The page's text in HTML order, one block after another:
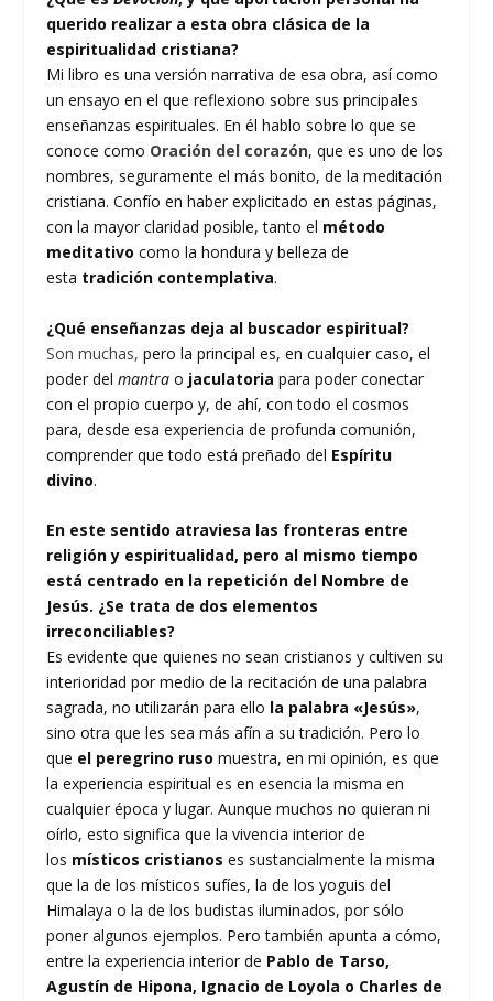
querido realizar a esta obra clásica de la
espiritualidad cristiana?
Mi libro es una versión narrativa de esa obra, así como
un ensayo en el que reflexiono sobre sus principales
enseñanzas espirituales. En él hablo sobre lo que se
conoce como Oración del corazón, que es uno de los
nombres, seguramente el más bonito, de la meditación
cristiana. Confío en haber explicitado en estas páginas,
con la mayor claridad posible, tanto el método
meditativo como la hondura y belleza de
esta tradición contemplativa.
¿Qué enseñanzas deja al buscador espiritual?
Son muchas, pero la principal es, en cualquier caso, el
poder delmantrao jaculatoria para poder conectar
con el propio cuerpo y, de ahí, con todo el cosmos
para, desde esa experiencia de profunda comunión,
comprender que todo está preñado del Espíritu
divino.
En este sentido atraviesa las fronteras entre
religión y espiritualidad, pero al mismo tiempo
está centrado en la repetición del Nombre de
Jesús. ¿Se trata de dos elementos
irreconciliables?
Es evidente que quienes no sean cristianos y cultiven su
interioridad por medio de la recitación de una palabra
sagrada, no utilizarán para ello la palabra «Jesús»,
sino otra que les sea más afín a su tradición. Pero lo
que el peregrino rusomuestra, en mi opinión, es que
la experiencia espiritual es en esencia la misma en
cualquier época y lugar. Aunque muchos no quieran ni
oírlo, esto significa que la vivencia interior de
los místicos cristianos es sustancialmente la misma
que la de los místicos sufíes, la de los yoguis del
Himalaya o la de los budistas iluminados, por sólo
poner algunos ejemplos. Pero también apunta a cómo,
entre la experiencia interior de Pablo de Tarso,
Agustín de Hipona, Ignacio de Loyola o Charles de